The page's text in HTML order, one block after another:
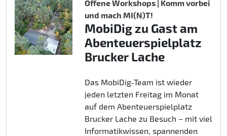
Offene Workshops | Komm vorbei
und mach MI(N)T!
MobiDig zu Gast am
Abenteuerspielplatz
Brucker Lache
Das MobiDig‑Team ist wieder
jeden letzten Freitag im Monat
auf dem Abenteuerspielplatz
Brucker Lache zu Besuch – mit viel
Informatikwissen, spannenden